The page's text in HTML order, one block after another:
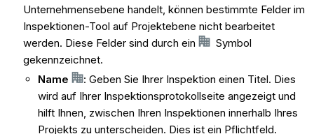
Unternehmensebene handelt, können bestimmte Felder im
Inspektionen-Tool auf Projektebene nicht bearbeitet
werden. Diese Felder sind durch ein
Symbol
gekennzeichnet.
Name
: Geben Sie Ihrer Inspektion einen Titel. Dies
wird auf Ihrer Inspektionsprotokollseite angezeigt und
hilft Ihnen, zwischen Ihren Inspektionen innerhalb Ihres
Projekts zu unterscheiden. Dies ist ein Pflichtfeld.